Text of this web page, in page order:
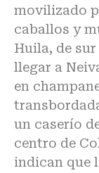
movilizado
caballos y
Huila, de
llegar a
en
un caserío
centro de
indican que